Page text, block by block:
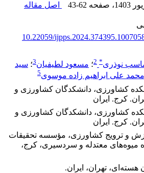
، صفحه 43-62
اصل مقاله
10.22059/
نوذری*
2؛ مسعود لطیفیان3؛ سید
علی ابراهیم زاده موسوی5
کشاورزی، دانشکدگان کشاورزی و
کرج. ایران
کشاورزی، دانشکدگان کشاورزی و
کرج. ایران
و ترویج کشاورزی، مؤسسه تحقیقات
میوه‌های معتدله و سردسیری، کرج،
تهران، ایران.